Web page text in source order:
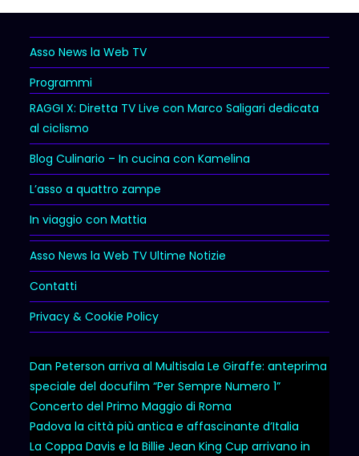
Asso News la Web TV
Programmi
RAGGI X: Diretta TV Live con Marco Saligari dedicata
al ciclismo
Blog Culinario – In cucina con Kamelina
L’asso a quattro zampe
In viaggio con Mattia
Asso News la Web TV Ultime Notizie
Contatti
Privacy & Cookie Policy
Dan Peterson arriva al Multisala Le Giraffe: anteprima
speciale del docufilm “Per Sempre Numero 1”
Concerto del Primo Maggio di Roma
Padova la città più antica e affascinante d’Italia
La Coppa Davis e la Billie Jean King Cup arrivano in